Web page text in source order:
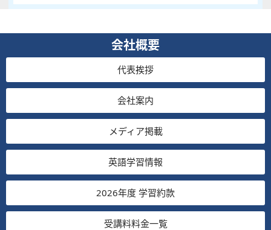
会社概要
代表挨拶
会社案内
メディア掲載
英語学習情報
2026年度 学習約款
受講料料金一覧